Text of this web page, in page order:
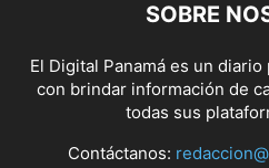
SOBRE
El Digital Panamá es un
con brindar información de
todas sus
Contáctanos: